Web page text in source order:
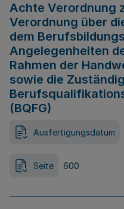
Achte Verordnung
Verordnung über
dem
Angelegenheiten
Rahmen der
sowie die
(BQFG)
Ausfertigungsdatum
Seite 600